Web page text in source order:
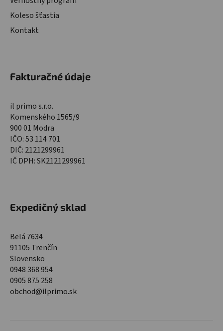
Koleso šťastia
Kontakt
Fakturačné údaje
il primo s.r.o.
Komenského 1565/9
900 01 Modra
IČO: 53 114 701
DIČ: 2121299961
IČ DPH: SK2121299961
Expedičný sklad
Belá 7634
91105 Trenčín
Slovensko
0948 368 954
0905 875 258
obchod@ilprimo.sk